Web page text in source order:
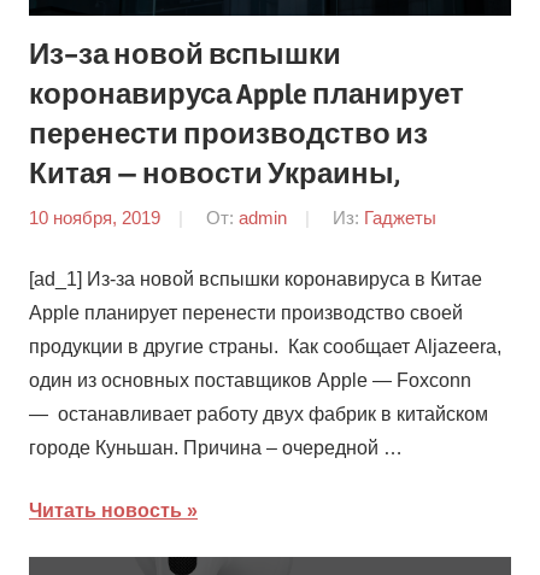
Из-за новой вспышки
коронавируса Apple планирует
перенести производство из
Китая — новости Украины,
10 ноября, 2019 От: admin Из: Гаджеты
[ad_1] Из-за новой вспышки коронавируса в Китае
Apple планирует перенести производство своей
продукции в другие страны. Как сообщает Aljazeera,
один из основных поставщиков Apple — Foxconn
— останавливает работу двух фабрик в китайском
городе Куньшан. Причина – очередной …
Читать новость